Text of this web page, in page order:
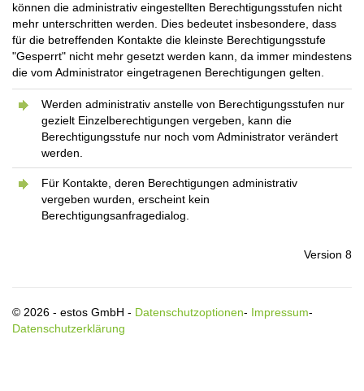
können die administrativ eingestellten Berechtigungsstufen nicht
mehr unterschritten werden. Dies bedeutet insbesondere, dass
für die betreffenden Kontakte die kleinste Berechtigungsstufe
"Gesperrt" nicht mehr gesetzt werden kann, da immer mindestens
die vom Administrator eingetragenen Berechtigungen gelten.
Werden administrativ anstelle von Berechtigungsstufen nur
gezielt Einzelberechtigungen vergeben, kann die
Berechtigungsstufe nur noch vom Administrator verändert
werden.
Für Kontakte, deren Berechtigungen administrativ
vergeben wurden, erscheint kein
Berechtigungsanfragedialog.
Version 8
© 2026 - estos GmbH - Datenschutzoptionen- Impressum-
Datenschutzerklärung